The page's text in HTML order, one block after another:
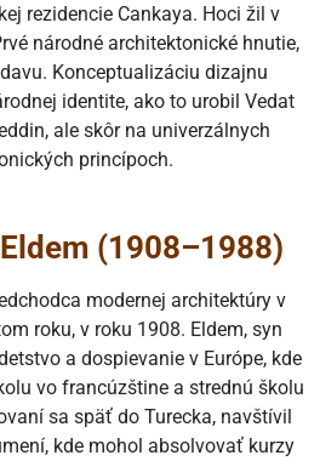
rezidencie Cankaya. Hoci žil v
národné architektonické hnutie,
Konceptualizáciu dizajnu
identite, ako to urobil Vedat
ale skôr na univerzálnych
princípoch.
(1908–1988)
modernej architektúry v
roku, v roku 1908. Eldem, syn
a dospievanie v Európe, kde
vo francúzštine a strednú školu
sa späť do Turecka, navštívil
kde mohol absolvovať kurzy